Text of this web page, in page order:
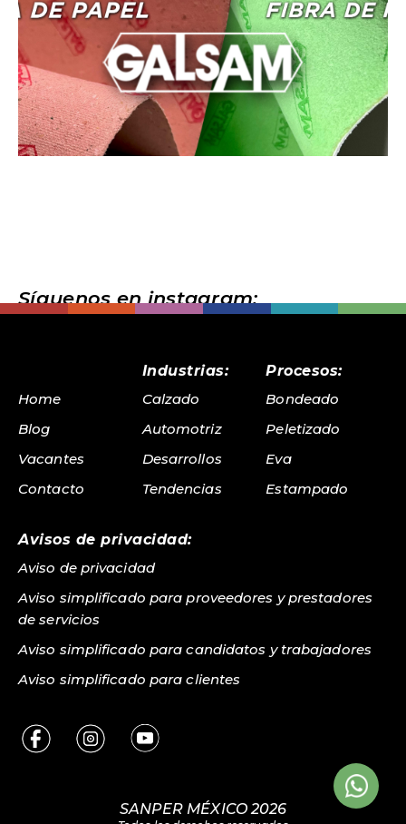
Síguenos en instagram:
@sanpermexico
Home
Blog
Vacantes
Contacto
Industrias:
Calzado
Automotriz
Desarrollos
Tendencias
Procesos:
Bondeado
Peletizado
Eva
Estampado
Avisos de privacidad:
Aviso de privacidad
Aviso simplificado para proveedores y prestadores
de servicios
Aviso simplificado para candidatos y trabajadores
Aviso simplificado para clientes
SANPER MÉXICO 2026